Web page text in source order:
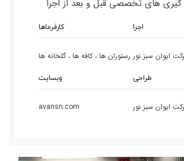
گیری های تخصصی قبل و بعد از اجرا
اجرا
ایوان سبز نور
کارفرماها
رستوران ها ، کافه ها ، گلخانه ها
طراحی
ایوان سبز نور
وبسایت
avansn.com